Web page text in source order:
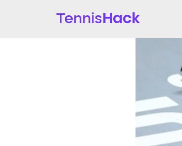
TennisHack